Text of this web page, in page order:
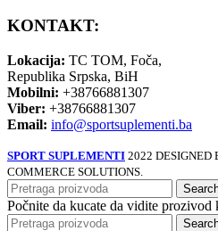
KONTAKT:
Lokacija: TC TOM, Foča,
Republika Srpska, BiH
Mobilni: +38766881307
Viber: +38766881307
Email: info@sportsuplementi.ba
SPORT SUPLEMENTI 2022 DESIGNED
COMMERCE SOLUTIONS.
Počnite da kucate da vidite prozivod